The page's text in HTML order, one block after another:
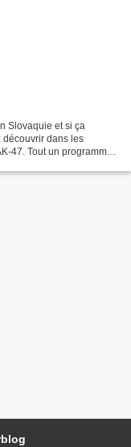
Slovaquie et si ça
découvrir dans les
47. Tout un programme